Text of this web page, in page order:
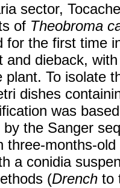
sector,
of Theobroma
for the first time
and dieback,
plant. To isolate
dishes
was
by the Sanger
three-months-old
a conidia
(Drench to